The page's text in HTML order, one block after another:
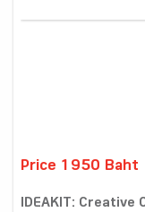
Price 1950 Baht
IDEAKIT: Creative